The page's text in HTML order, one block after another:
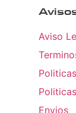
Aviso
Envios